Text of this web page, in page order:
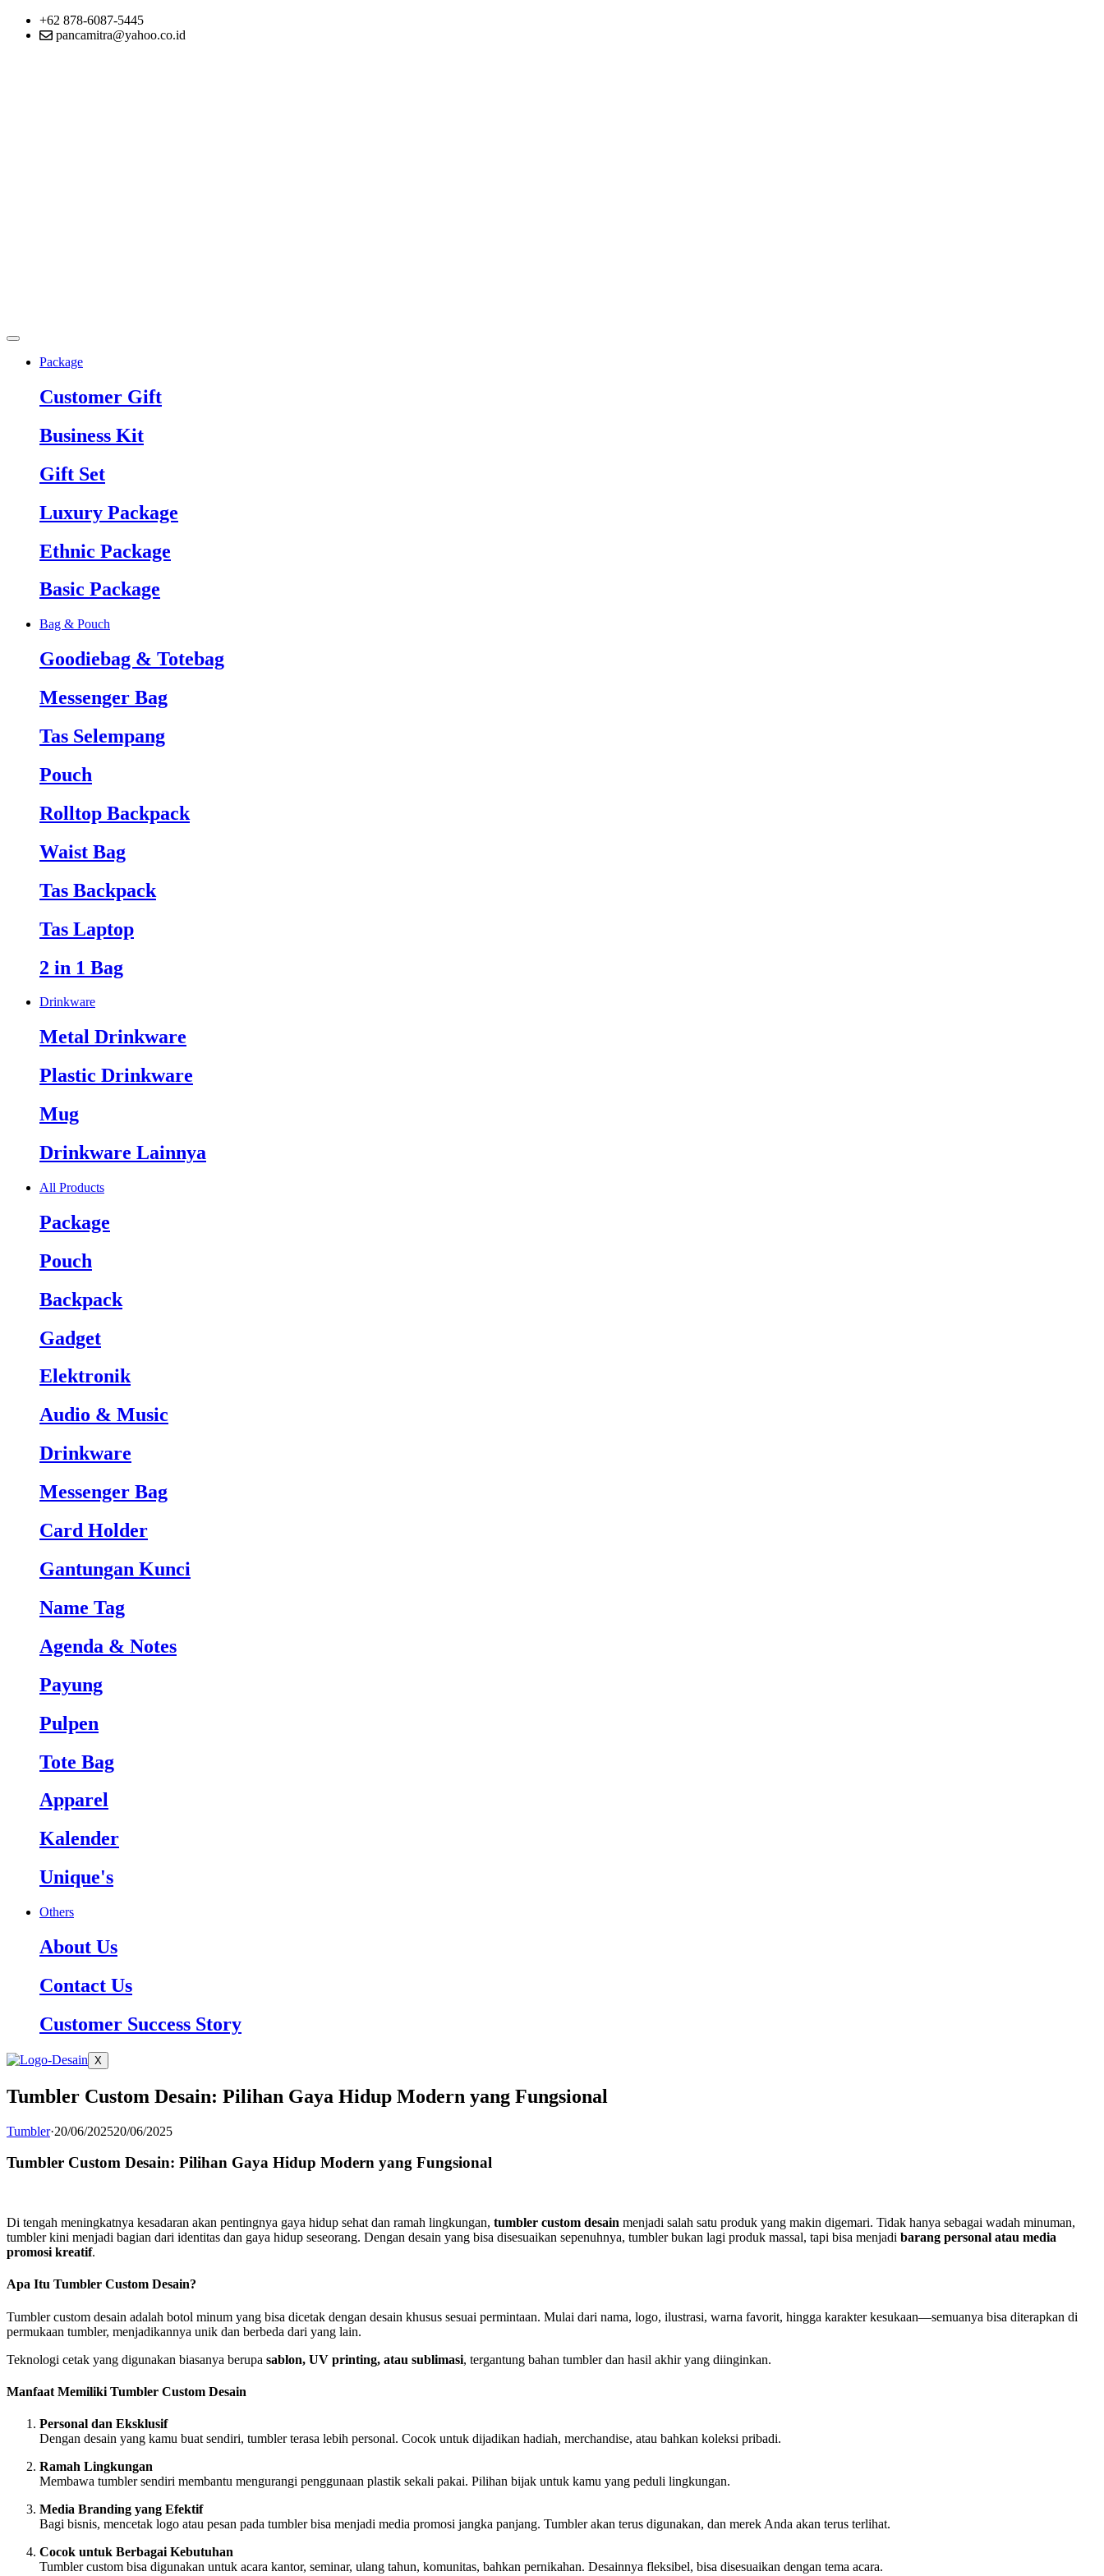
+62 878-6087-5445
pancamitra@yahoo.co.id
Package
Customer Gift
Business Kit
Gift Set
Luxury Package
Ethnic Package
Basic Package
Bag & Pouch
Goodiebag & Totebag
Messenger Bag
Tas Selempang
Pouch
Rolltop Backpack
Waist Bag
Tas Backpack
Tas Laptop
2 in 1 Bag
Drinkware
Metal Drinkware
Plastic Drinkware
Mug
Drinkware Lainnya
All Products
Package
Pouch
Backpack
Gadget
Elektronik
Audio & Music
Drinkware
Messenger Bag
Card Holder
Gantungan Kunci
Name Tag
Agenda & Notes
Payung
Pulpen
Tote Bag
Apparel
Kalender
Unique's
Others
About Us
Contact Us
Customer Success Story
X
Tumbler Custom Desain: Pilihan Gaya Hidup Modern yang Fungsional
Tumbler·20/06/202520/06/2025
Tumbler Custom Desain: Pilihan Gaya Hidup Modern yang Fungsional
Di tengah meningkatnya kesadaran akan pentingnya gaya hidup sehat dan ramah lingkungan, tumbler custom desain menjadi salah satu produk yang makin digemari. Tidak hanya sebagai wadah minuman,
tumbler kini menjadi bagian dari identitas dan gaya hidup seseorang. Dengan desain yang bisa disesuaikan sepenuhnya, tumbler bukan lagi produk massal, tapi bisa menjadi barang personal atau media
promosi kreatif.
Apa Itu Tumbler Custom Desain?
Tumbler custom desain adalah botol minum yang bisa dicetak dengan desain khusus sesuai permintaan. Mulai dari nama, logo, ilustrasi, warna favorit, hingga karakter kesukaan—semuanya bisa diterapkan di
permukaan tumbler, menjadikannya unik dan berbeda dari yang lain.
Teknologi cetak yang digunakan biasanya berupa sablon, UV printing, atau sublimasi, tergantung bahan tumbler dan hasil akhir yang diinginkan.
Manfaat Memiliki Tumbler Custom Desain
Personal dan Eksklusif
Dengan desain yang kamu buat sendiri, tumbler terasa lebih personal. Cocok untuk dijadikan hadiah, merchandise, atau bahkan koleksi pribadi.
Ramah Lingkungan
Membawa tumbler sendiri membantu mengurangi penggunaan plastik sekali pakai. Pilihan bijak untuk kamu yang peduli lingkungan.
Media Branding yang Efektif
Bagi bisnis, mencetak logo atau pesan pada tumbler bisa menjadi media promosi jangka panjang. Tumbler akan terus digunakan, dan merek Anda akan terus terlihat.
Cocok untuk Berbagai Kebutuhan
Tumbler custom bisa digunakan untuk acara kantor, seminar, ulang tahun, komunitas, bahkan pernikahan. Desainnya fleksibel, bisa disesuaikan dengan tema acara.